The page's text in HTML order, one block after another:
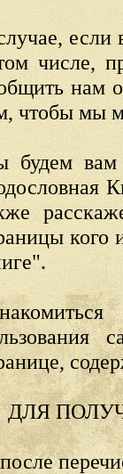
если
числе,
нам
чтобы мы
будем вам
кого
ДЛЯ
после